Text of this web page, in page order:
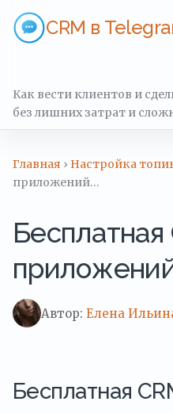
CRM в
Как вести клиентов и
без лишних затрат и
Главная › Настройка
приложений…
Бесплатная
Автор: Елена
Бесплатная